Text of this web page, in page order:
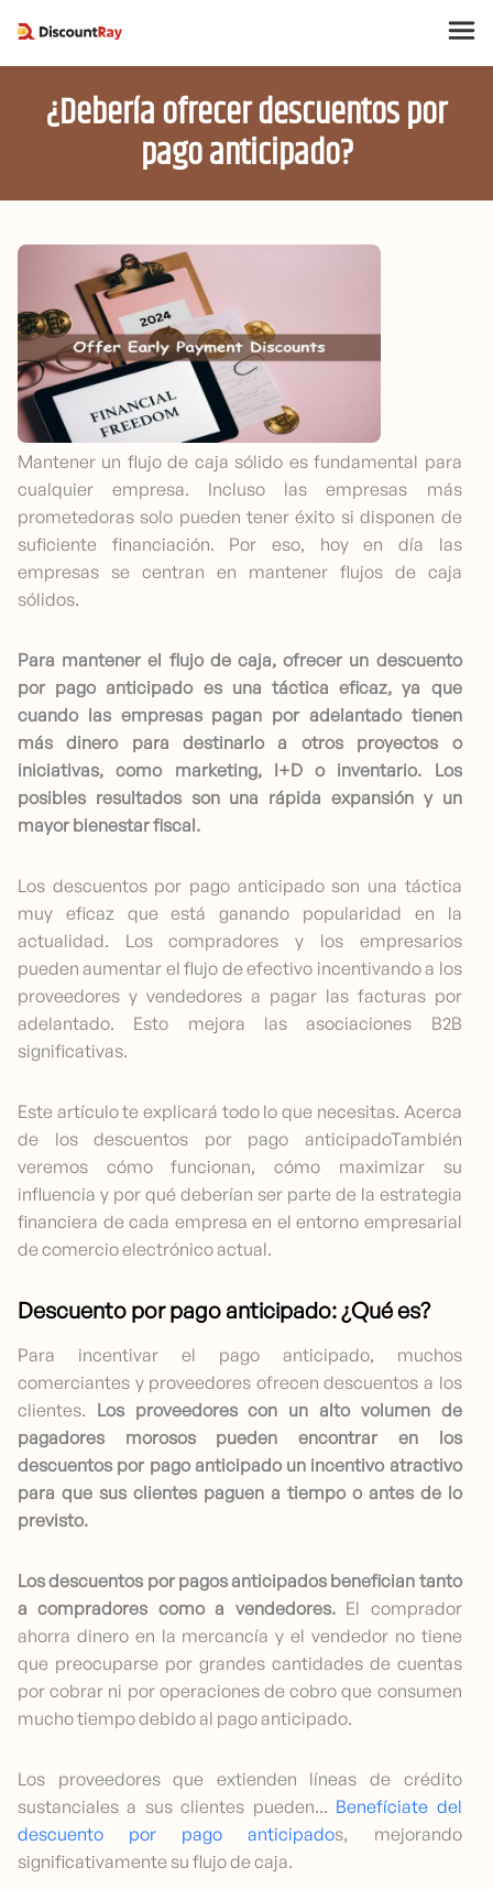
¿Debería ofrecer descuentos por
pago anticipado?
Mantener un flujo de caja sólido es fundamental para
cualquier empresa. Incluso las empresas más
prometedoras solo pueden tener éxito si disponen de
suficiente financiación. Por eso, hoy en día las
empresas se centran en mantener flujos de caja
sólidos.
Para mantener el flujo de caja, ofrecer un descuento
por pago anticipado es una táctica eficaz, ya que
cuando las empresas pagan por adelantado tienen
más dinero para destinarlo a otros proyectos o
iniciativas, como marketing, I+D o inventario. Los
posibles resultados son una rápida expansión y un
mayor bienestar fiscal.
Los descuentos por pago anticipado son una táctica
muy eficaz que está ganando popularidad en la
actualidad. Los compradores y los empresarios
pueden aumentar el flujo de efectivo incentivando a los
proveedores y vendedores a pagar las facturas por
adelantado. Esto mejora las asociaciones B2B
significativas.
Este artículo te explicará todo lo que necesitas. Acerca
de los descuentos por pago anticipadoTambién
veremos cómo funcionan, cómo maximizar su
influencia y por qué deberían ser parte de la estrategia
financiera de cada empresa en el entorno empresarial
de comercio electrónico actual.
Descuento por pago anticipado: ¿Qué es?
Para incentivar el pago anticipado, muchos
comerciantes y proveedores ofrecen descuentos a los
clientes. Los proveedores con un alto volumen de
pagadores morosos pueden encontrar en los
descuentos por pago anticipado un incentivo atractivo
para que sus clientes paguen a tiempo o antes de lo
previsto.
Los descuentos por pagos anticipados benefician tanto
a compradores como a vendedores.El comprador
ahorra dinero en la mercancía y el vendedor no tiene
que preocuparse por grandes cantidades de cuentas
por cobrar ni por operaciones de cobro que consumen
mucho tiempo debido al pago anticipado.
Los proveedores que extienden líneas de crédito
sustanciales a sus clientes pueden... Benefíciate del
descuento por pago anticipados, mejorando
significativamente su flujo de caja.